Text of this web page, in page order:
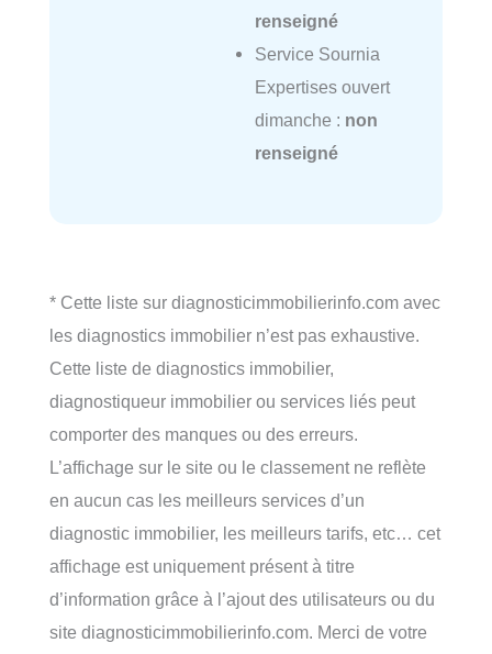
renseigné
Service Sournia
Expertises ouvert
dimanche : non
renseigné
* Cette liste sur diagnosticimmobilierinfo.com avec
les diagnostics immobilier n’est pas exhaustive.
Cette liste de diagnostics immobilier,
diagnostiqueur immobilier ou services liés peut
comporter des manques ou des erreurs.
L’affichage sur le site ou le classement ne reflète
en aucun cas les meilleurs services d’un
diagnostic immobilier, les meilleurs tarifs, etc… cet
affichage est uniquement présent à titre
d’information grâce à l’ajout des utilisateurs ou du
site diagnosticimmobilierinfo.com. Merci de votre